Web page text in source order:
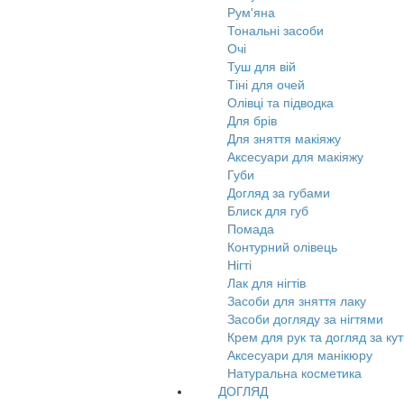
Рум'яна
Тональні засоби
Очі
Туш для вій
Тіні для очей
Олівці та підводка
Для брів
Для зняття макіяжу
Аксесуари для макіяжу
Губи
Догляд за губами
Блиск для губ
Помада
Контурний олівець
Нігті
Лак для нігтів
Засоби для зняття лаку
Засоби догляду за нігтями
Крем для рук та догляд за
Аксесуари для манікюру
Натуральна косметика
ДОГЛЯД